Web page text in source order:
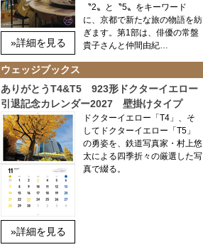
»詳細を見る
〝2〟と〝5〟をキーワード
に、京都で新たな旅の物語を紡
ぎます。第1部は、俳優の常盤
貴子さんと仲間由紀…
ウェッジブックス
ありがとうT4&T5 923形ドクターイエロー
引退記念カレンダー2027 壁掛けタイプ
»詳細を見る
ドクターイエロー「T4」、そ
してドクターイエロー「T5」
の勇姿を、鉄道写真家・村上悠
太による四季折々の厳選した写
真で綴る。